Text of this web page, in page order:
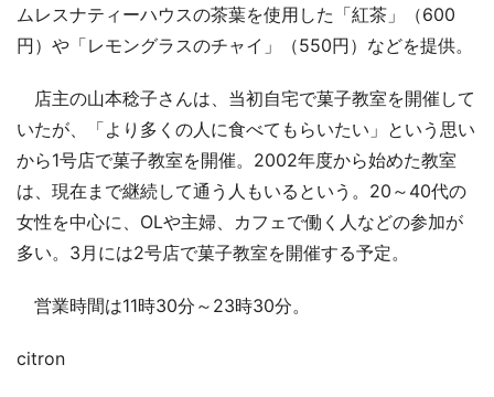
ムレスナティーハウスの茶葉を使用した「紅茶」（600
円）や「レモングラスのチャイ」（550円）などを提供。
店主の山本稔子さんは、当初自宅で菓子教室を開催して
いたが、「より多くの人に食べてもらいたい」という思い
から1号店で菓子教室を開催。2002年度から始めた教室
は、現在まで継続して通う人もいるという。20～40代の
女性を中心に、OLや主婦、カフェで働く人などの参加が
多い。3月には2号店で菓子教室を開催する予定。
営業時間は11時30分～23時30分。
citron